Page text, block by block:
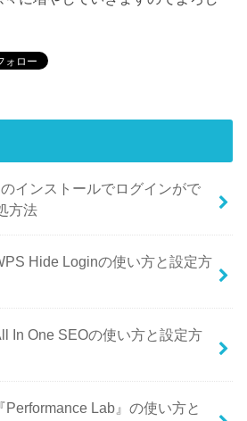
インストールでログインがで
方法
Hide Loginの使い方と設定方
In One SEOの使い方と設定方
Performance Lab』の使い方と